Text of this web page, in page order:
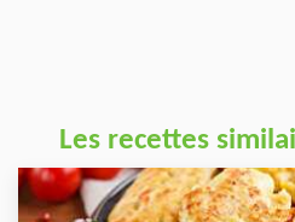
Les recettes